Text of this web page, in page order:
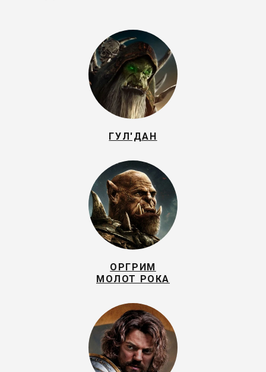
ГУЛ'ДАН
ОРГРИМ
МОЛОТ РОКА